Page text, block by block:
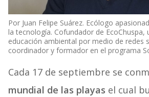
Por Juan Felipe Suárez. Ecólogo
la tecnología. Cofundador de EcoChuspa,
educación ambiental por medio de redes
coordinador y formador en el programa
Cada 17 de septiembre se
mundial de las playas el cual